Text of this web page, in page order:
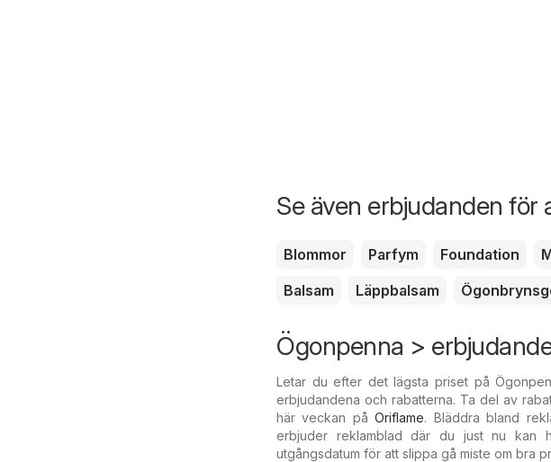
Se även erbjudanden
Blommor Parfym Foundation
Balsam
Läppbalsam
Ögonpenna >
Letar du efter det lägsta priset på
erbjudandena och rabatterna. Ta del av
här veckan påOriflame. Bläddra bland
erbjuder reklamblad där du just nu kan
utgångsdatum för att slippa gå miste om bra